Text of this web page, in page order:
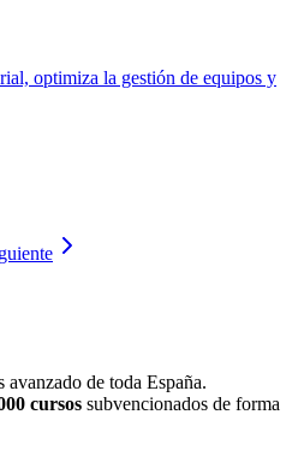
optimiza la gestión de equipos y
de toda España.
cursos subvencionados de forma